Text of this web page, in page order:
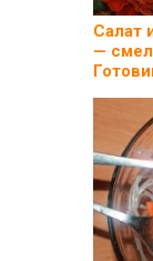
Салат
—